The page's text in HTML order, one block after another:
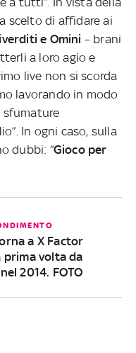
scelto di affidare ai
e Omini – brani
a loro agio e
live non si scorda
lavorando in modo
sfumature
In ogni caso, sulla
dubbi: “Gioco per
a X Factor
prima volta da
2014. FOTO